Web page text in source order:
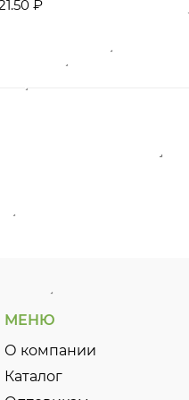
₽
МЕНЮ
О компании
Каталог